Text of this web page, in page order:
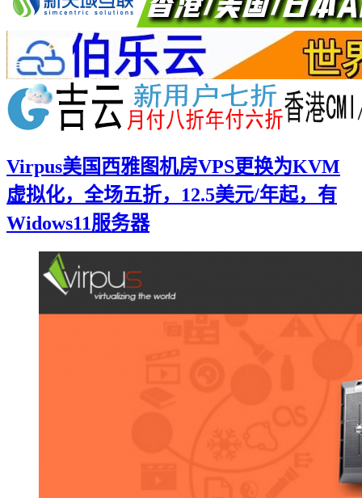
Virpus美国西雅图机房VPS更换为KVM
虚拟化，全场五折，12.5美元/年起，有
Widows11服务器